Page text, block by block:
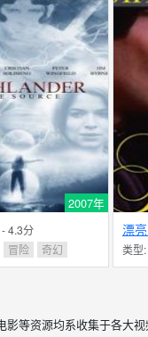
2007年
- 4.3分
冒险 奇幻
漂
类型:
等资源均系收集于各大